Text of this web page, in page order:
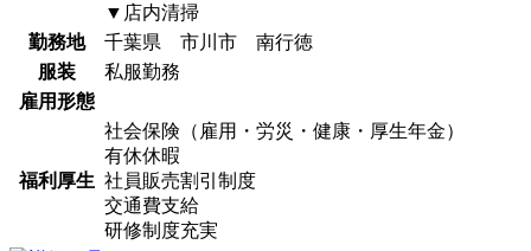
▼店内清掃
勤務地
千葉県 市川市 南行徳
服装
私服勤務
雇用形態
福利厚生
社会保険（雇用・労災・健康・厚生年金）
有休休暇
社員販売割引制度
交通費支給
研修制度充実